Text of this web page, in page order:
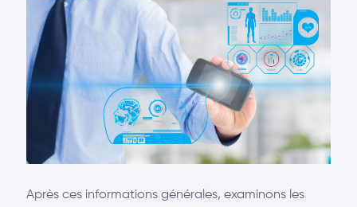
Après ces informations générales, examinons les